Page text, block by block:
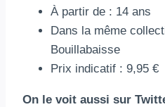
À partir de : 14 ans
Dans la même
Bouillabaisse
Prix indicatif : 9,95 €
On le voit aussi sur